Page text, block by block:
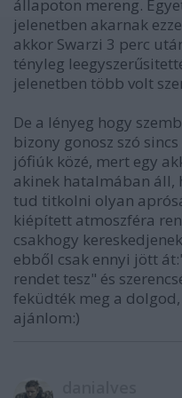
állapoton mereng.
jelenetben akarnak
akkor Swarzi 3 perc
tényleg
jelenetben több volt
De a lényeg hogy
bizony gonosz szó
jófiúk közé, mert egy
akinek hatalmában áll,
tud titkolni olyan
kiépített atmoszféra
csakhogy
ebből csak ennyi jött
rendet tesz" és
feküdték meg a
ajánlom:)